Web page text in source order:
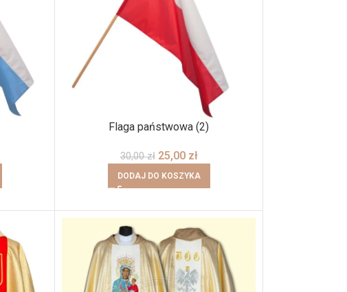
Flaga państwowa (2)
30,00zł 25,00 zł
DODAJ DO KOSZYKA